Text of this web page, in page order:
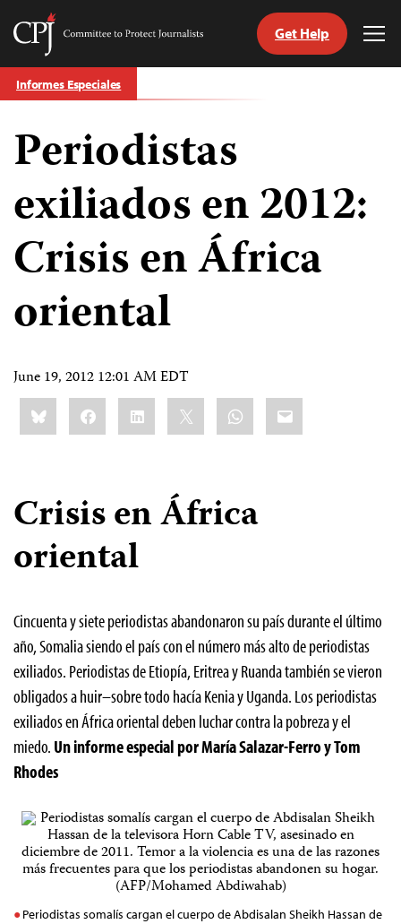
Skip
to
Committee
Protect
Journalists
Get Help
Informes Especiales
Periodistas
exiliados en 2012:
Crisis en África
oriental
June 19, 2012 12:01 AM EDT
Share
this:BlueskyFacebookLinkedIn WhatsApp
Email
Crisis en África
oriental
Cincuenta y siete periodistas abandonaron su país durante el último
año, Somalia siendo el país con el número más alto de periodistas
exiliados. Periodistas de Etiopía, Eritrea y Ruanda también se vieron
obligados a huir–sobre todo hacía Kenia y Uganda. Los periodistas
exiliados en África oriental deben luchar contra la pobreza y el
miedo. Un informe especial por María Salazar-Ferro y Tom
Rhodes
Periodistas somalís cargan el cuerpo de Abdisalan Sheikh Hassan de